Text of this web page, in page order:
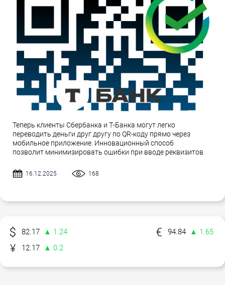
Теперь клиенты Сбербанка и Т-Банка могут легко
переводить деньги друг другу по QR-коду прямо через
мобильное приложение. Инновационный способ
позволит минимизировать ошибки при вводе реквизитов
16.12.2025 168
82.17 ▲ 1.24 94.84
▲ 1.65
12.17
▲ 0.2